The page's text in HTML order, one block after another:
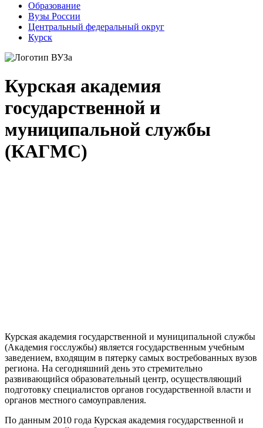
Образование
Вузы России
Центральный федеральный округ
Курск
Курская академия
государственной и
муниципальной службы
(КАГМС)
Курская академия государственной и муниципальной службы
(Академия госслужбы) является государственным учебным
заведением, входящим в пятерку самых востребованных вузов
региона. На сегодняшний день это стремительно
развивающийся образовательный центр, осуществляющий
подготовку специалистов органов государственной власти и
органов местного самоуправления.
По данным 2010 года Курская академия государственной и